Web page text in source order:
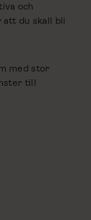
och
du skall bli
med stor
till